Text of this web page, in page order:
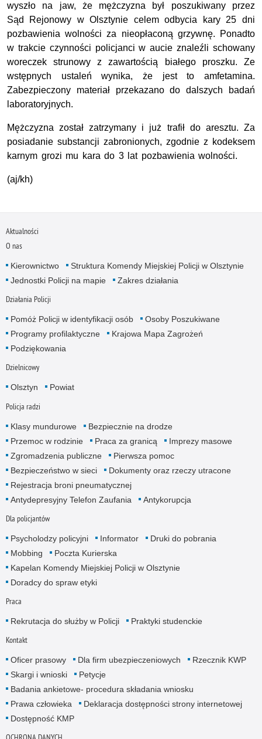
wyszło na jaw, że mężczyzna był poszukiwany przez
Sąd Rejonowy w Olsztynie celem odbycia kary 25 dni
pozbawienia wolności za nieopłaconą grzywnę. Ponadto
w trakcie czynności policjanci w aucie znaleźli schowany
woreczek strunowy z zawartością białego proszku. Ze
wstępnych ustaleń wynika, że jest to amfetamina.
Zabezpieczony materiał przekazano do dalszych badań
laboratoryjnych.
Mężczyzna został zatrzymany i już trafił do aresztu. Za
posiadanie substancji zabronionych, zgodnie z kodeksem
karnym grozi mu kara do 3 lat pozbawienia wolności.
(aj/kh)
Aktualności
O nas
Kierownictwo
Struktura Komendy Miejskiej Policji w Olsztynie
Jednostki Policji na mapie
Zakres działania
Działania Policji
Pomóż Policji w identyfikacji osób
Osoby Poszukiwane
Programy profilaktyczne
Krajowa Mapa Zagrożeń
Podziękowania
Dzielnicowy
Olsztyn Powiat
Policja radzi
Klasy mundurowe
Bezpiecznie na drodze
Przemoc w rodzinie
Praca za granicą
Imprezy masowe
Zgromadzenia publiczne
Pierwsza pomoc
Bezpieczeństwo w sieci
Dokumenty oraz rzeczy utracone
Rejestracja broni pneumatycznej
Antydepresyjny Telefon Zaufania
Antykorupcja
Dla policjantów
Psycholodzy policyjni Informator
Druki do pobrania
Mobbing
Poczta Kurierska
Kapelan Komendy Miejskiej Policji w Olsztynie
Doradcy do spraw etyki
Praca
Rekrutacja do służby w Policji Praktyki studenckie
Kontakt
Oficer prasowy Dla firm ubezpieczeniowych
Rzecznik KWP
Skargi i wnioski
Petycje
Badania ankietowe- procedura składania wniosku
Prawa człowieka
Deklaracja dostępności strony internetowej
Dostępność KMP